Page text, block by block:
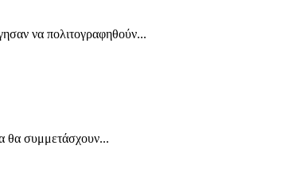
να πολιτογραφηθούν...
θα συμμετάσχουν...